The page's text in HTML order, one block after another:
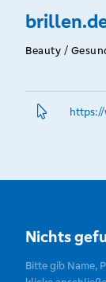
Beauty /
Nichts
Bitte gib Name,